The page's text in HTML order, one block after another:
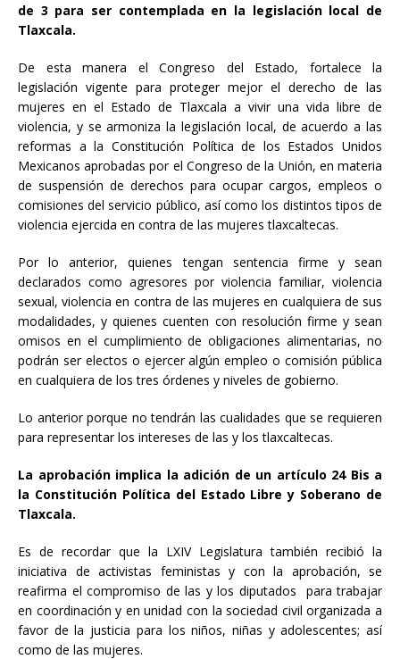
de 3 para ser contemplada en la legislación local de
Tlaxcala.
De esta manera el Congreso del Estado, fortalece la
legislación vigente para proteger mejor el derecho de las
mujeres en el Estado de Tlaxcala a vivir una vida libre de
violencia, y se armoniza la legislación local, de acuerdo a las
reformas a la Constitución Política de los Estados Unidos
Mexicanos aprobadas por el Congreso de la Unión, en materia
de suspensión de derechos para ocupar cargos, empleos o
comisiones del servicio público, así como los distintos tipos de
violencia ejercida en contra de las mujeres tlaxcaltecas.
Por lo anterior, quienes tengan sentencia firme y sean
declarados como agresores por violencia familiar, violencia
sexual, violencia en contra de las mujeres en cualquiera de sus
modalidades, y quienes cuenten con resolución firme y sean
omisos en el cumplimiento de obligaciones alimentarias, no
podrán ser electos o ejercer algún empleo o comisión pública
en cualquiera de los tres órdenes y niveles de gobierno.
Lo anterior porque no tendrán las cualidades que se requieren
para representar los intereses de las y los tlaxcaltecas.
La aprobación implica la adición de un artículo 24 Bis a
la Constitución Política del Estado Libre y Soberano de
Tlaxcala.
Es de recordar que la LXIV Legislatura también recibió la
iniciativa de activistas feministas y con la aprobación, se
reafirma el compromiso de las y los diputados para trabajar
en coordinación y en unidad con la sociedad civil organizada a
favor de la justicia para los niños, niñas y adolescentes; así
como de las mujeres.